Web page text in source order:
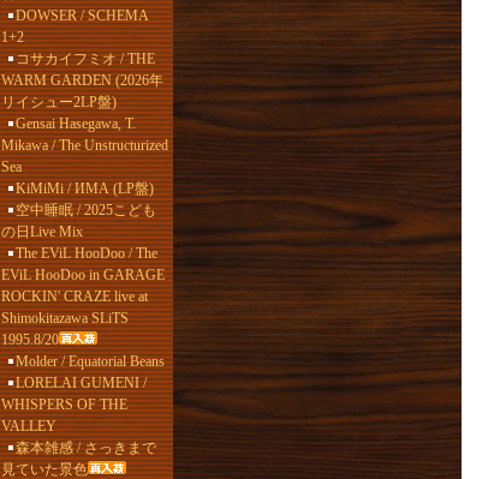
DOWSER / SCHEMA
1+2
コサカイフミオ / THE
WARM GARDEN (2026年
リイシュー2LP盤)
Gensai Hasegawa, T.
Mikawa / The Unstructurized
Sea
KiMiMi / ИМА (LP盤)
空中睡眠 / 2025こども
の日Live Mix
The EViL HooDoo / The
EViL HooDoo in GARAGE
ROCKIN' CRAZE live at
Shimokitazawa SLiTS
1995.8/20
Molder / Equatorial Beans
LORELAI GUMENI /
WHISPERS OF THE
VALLEY
森本雑感 / さっきまで
見ていた景色